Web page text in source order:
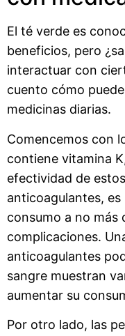
El té verde es
beneficios, pero
interactuar con
cuento cómo
medicinas diarias.
Comencemos con
contiene vitamina
efectividad de
anticoagulantes,
consumo a no más
complicaciones.
anticoagulantes
sangre muestran
aumentar su
Por otro lado, las